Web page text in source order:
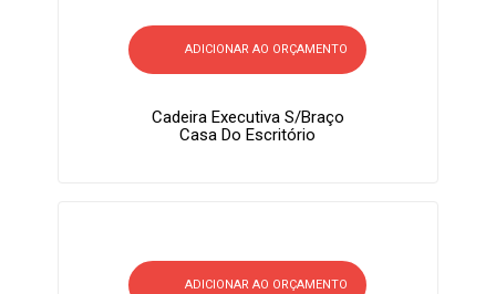
ADICIONAR AO ORÇAMENTO
Cadeira Executiva S/braço
Casa Do Escritório
ADICIONAR AO ORÇAMENTO